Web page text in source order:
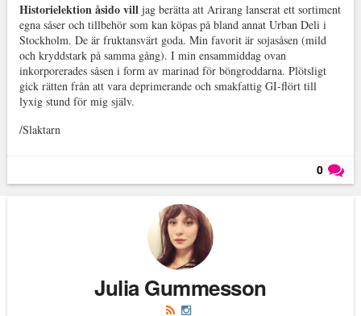
Historielektion åsido vill jag berätta att Arirang lanserat ett sortiment
egna såser och tillbehör som kan köpas på bland annat Urban Deli i
Stockholm. De är fruktansvärt goda. Min favorit är sojasåsen (mild
och kryddstark på samma gång). I min ensammiddag ovan
inkorporerades såsen i form av marinad för böngroddarna. Plötsligt
gick rätten från att vara deprimerande och smakfattig GI-flört till
lyxig stund för mig själv.
/Slaktarn
0
Julia Gummesson